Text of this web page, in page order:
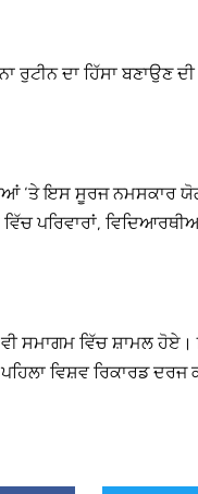
ਦਾ ਹਿੱਸਾ ਬਣਾਉਣ
‘ਤੇ ਇਸ ਸੂਰਜ ਨਮਸਕਾਰ
ਪਰਿਵਾਰਾਂ,
ਸਮਾਗਮ ਵਿੱਚ ਸ਼ਾਮਲ
ਵਿਸ਼ਵ ਰਿਕਾਰਡ ਦਰਜ